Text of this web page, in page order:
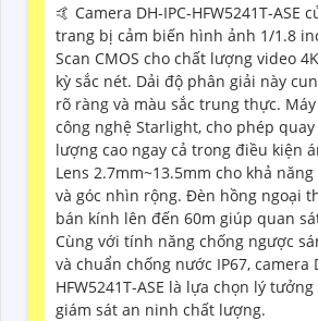
🤙 Camera DH-IPC-HFW5241T-ASE
trang bị cảm biến hình ảnh 1/1.8
Scan CMOS cho chất lượng video
kỳ sắc nét. Dải độ phân giải này
rõ ràng và màu sắc trung thực.
công nghệ Starlight, cho phép
lượng cao ngay cả trong điều kiện
Lens 2.7mm~13.5mm cho khả
và góc nhìn rộng. Đèn hồng ngoại
bán kính lên đến 60m giúp quan
Cùng với tính năng chống ngược
và chuẩn chống nước IP67, camera
HFW5241T-ASE là lựa chọn lý
giám sát an ninh chất lượng.